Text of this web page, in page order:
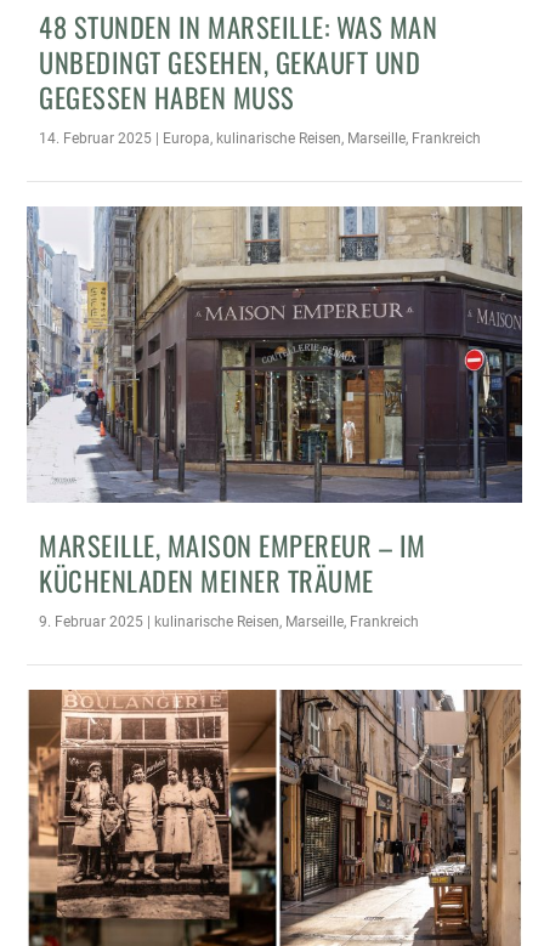
48 STUNDEN IN MARSEILLE: WAS MAN
UNBEDINGT GESEHEN, GEKAUFT UND
GEGESSEN HABEN MUSS
14. Februar 2025 | Europa, kulinarische Reisen, Marseille, Frankreich
MARSEILLE, MAISON EMPEREUR – IM
KÜCHENLADEN MEINER TRÄUME
9. Februar 2025 | kulinarische Reisen, Marseille, Frankreich